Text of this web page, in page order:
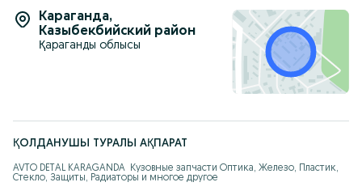
Караганда,
Казыбекбийский район
Қараганды облысы
ҚОЛДАНУШЫ ТУРАЛЫ АҚПАРАТ
AVTO DETAL KARAGANDA  Кузовные запчасти Оптика, Железо, Пластик,
Стекло, Защиты, Радиаторы и многое другое